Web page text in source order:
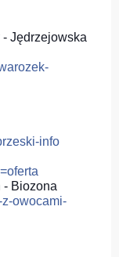
Jędrzejowska
info
- Biozona
owocami-